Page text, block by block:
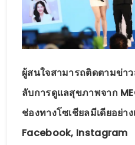
ผู้สนใจสามารถติดตามข่า
ลับการดูแลสุขภาพจาก
ช่องทางโซเชียลมีเดียอย่า
Facebook, Instagram